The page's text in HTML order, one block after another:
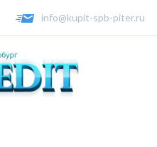
info@kupit-spb-piter.ru